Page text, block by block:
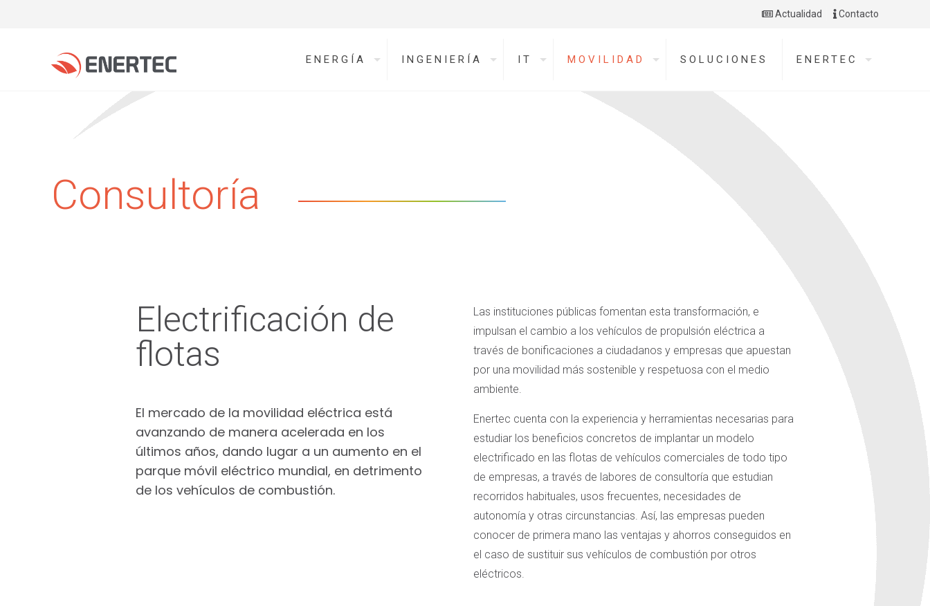
Actualidad Contacto
ENERGÍA INGENIERÍA IT MOVILIDAD SOLUCIONES ENERTEC
Consultoría
Electrificación de
flotas
El mercado de la movilidad eléctrica está
avanzando de manera acelerada en los
últimos años, dando lugar a un aumento en el
parque móvil eléctrico mundial, en detrimento
de los vehículos de combustión.
Las instituciones públicas fomentan esta transformación, e
impulsan el cambio a los vehículos de propulsión eléctrica a
través de bonificaciones a ciudadanos y empresas que apuestan
por una movilidad más sostenible y respetuosa con el medio
ambiente.
Enertec cuenta con la experiencia y herramientas necesarias para
estudiar los beneficios concretos de implantar un modelo
electrificado en las flotas de vehículos comerciales de todo tipo
de empresas, a través de labores de consultoría que estudian
recorridos habituales, usos frecuentes, necesidades de
autonomía y otras circunstancias. Así, las empresas pueden
conocer de primera mano las ventajas y ahorros conseguidos en
el caso de sustituir sus vehículos de combustión por otros
eléctricos.